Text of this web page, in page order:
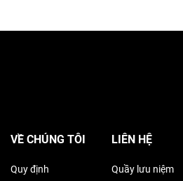
VỀ CHÚNG TÔI
Quy định
LIÊN HỆ
Quầy lưu niệm